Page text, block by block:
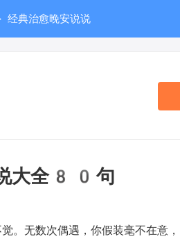
经典治愈晚安说说
说大全80句
无数次偶遇，你假装毫不在意，